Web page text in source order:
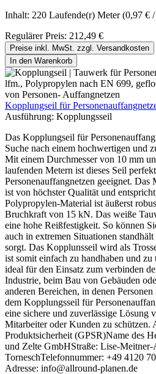
Inhalt: 220 Laufende(r) Meter(0,97 €
Regulärer Preis: 212,49 €
Preise inkl. MwSt. zzgl. Versandkosten
In den Warenkorb
Kopplungseil für
Ausführung: Kopplungsseil
Das Kopplungseil für
Suche nach einem hochwertigen und
Mit einem Durchmesser von 10 mm
laufenden Metern ist dieses Seil
Personenauffangnetzen geeignet.
ist von höchster Qualität und
Polypropylen-Material ist äußerst
Bruchkraft von 15 kN. Das weiße
eine hohe Reißfestigkeit. So können
auch in extremen Situationen
sorgt. Das Kopplunsseil wird als
ist somit einfach zu handhaben und zu
ideal für den Einsatz zum verbinden
Industrie, beim Bau von Gebäuden
anderen Bereichen, in denen
dem Kopplungsseil für
eine sichere und zuverlässige Lösung
Mitarbeiter oder Kunden zu schützen.
Produktsicherheit (GPSR)Name des
und Zelte GmbHStraße: Lise-
TorneschTelefonnummer: +49 4120
Adresse: info@allround-planen.de